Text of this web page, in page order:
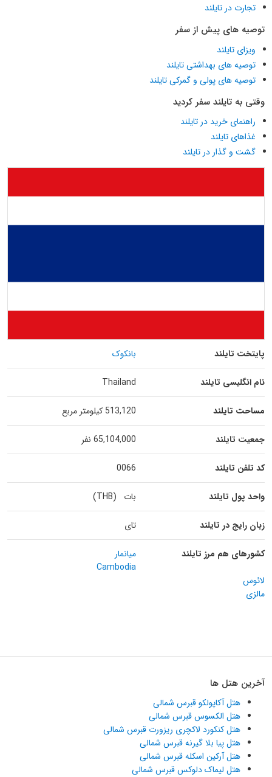
تجارت در تایلند
توصیه های پیش از سفر
ویزای تایلند
توصیه های بهداشتی تایلند
توصیه های پولی و گمرکی تایلند
وقتی به تایلند سفر کردید
راهنمای خرید در تایلند
غذاهای تایلند
گشت و گذار در تایلند
پایتخت تایلند بانکوک
نام انگلیسی تایلند Thailand
مساحت تایلند 513,120 کیلومتر مربع
جمعیت تایلند 65,104,000 نفر
کد تلفن تایلند 0066
واحد پول تایلند بات (THB)
زبان رایج در تایلند تای
کشورهای هم مرز تایلند
میانمار
Cambodia
لائوس
مالزی
آخرین هتل ها
هتل آکاپولکو قبرس شمالی
هتل الکسوس قبرس شمالی
هتل کنکورد لاکچری ریزورت قبرس شمالی
هتل پیا بلا گیرنه قبرس شمالی
هتل آرکین اسکله قبرس شمالی
هتل لیماک دلوکس قبرس شمالی